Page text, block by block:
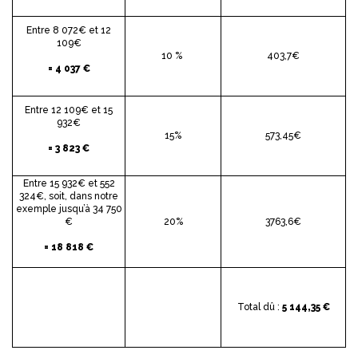
Entre 8 072€ et 12
109€
= 4 037 €
10 % 403,7€
Entre 12 109€ et 15
932€
= 3 823 €
15% 573,45€
Entre 15 932€ et 552
324€, soit, dans notre
exemple jusqu’à 34 750
€
= 18 818 €
20% 3763,6€
Total dû : 5 144,35 €